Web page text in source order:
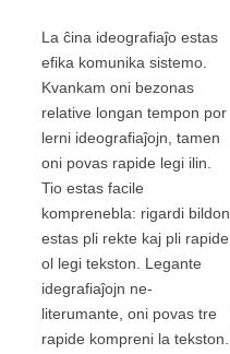
La ĉina ideografiaĵo estas
efika komunika sistemo.
Kvankam oni bezonas
relative longan tempon por
lerni ideografiaĵojn, tamen
oni povas rapide legi ilin.
Tio estas facile
komprenebla: rigardi bildon
estas pli rekte kaj pli rapide
ol legi tekston. Legante
idegrafiaĵojn ne-
literumante, oni povas tre
rapide kompreni la tekston.